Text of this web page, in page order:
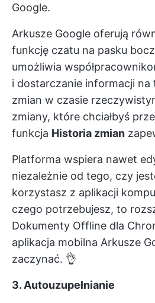
Google.
Arkusze Google oferują
funkcję czatu na pasku
umożliwia
i dostarczanie informacji
zmian w czasie
zmiany, które chciałbyś
funkcja Historia zmian
Platforma wspiera nawet
niezależnie od tego, czy
korzystasz z aplikacji
czego potrzebujesz, to
Dokumenty Offline dla
aplikacja mobilna Arkusze
zaczynać. 👌
3. Autouzupełnianie